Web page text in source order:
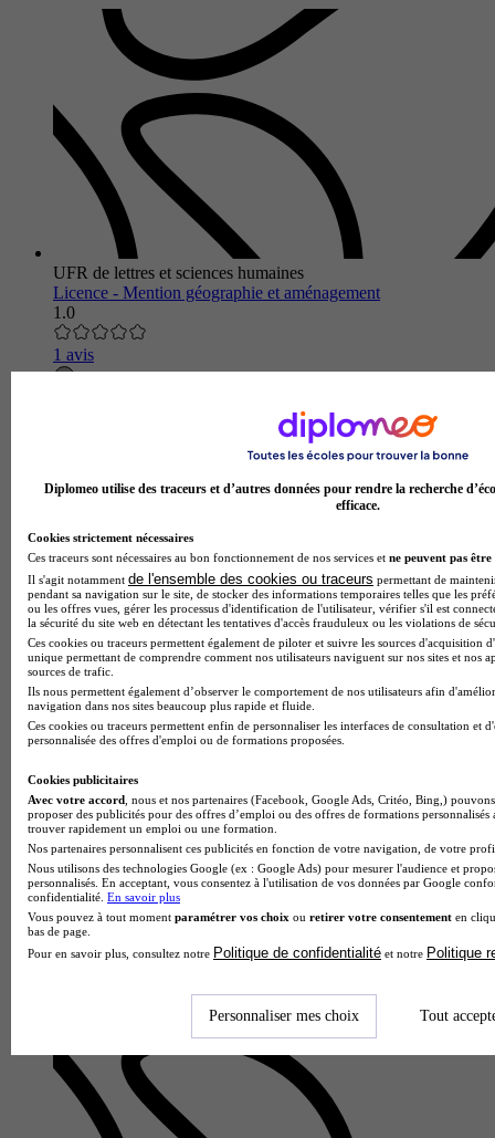
UFR de lettres et sciences humaines
Licence - Mention géographie et aménagement
1.0
1 avis
Sciences HumainesCette licence propose une solide formation
conceptuelle aux principaux concepts de la géographie
UFR SEN
4.0
4 avis
Reims 51100
La Licence mention Sciences pour la Santé proposée par
l'UFR de sciences exactes et naturelles offre une formation
scientifique pluridisciplinaire à l'interface entre biologie,
chimie et…
Diplomeo utilise des traceurs et d’autres données pour rendre la recherche
efficace.
Cookies strictement nécessaires
Ces traceurs sont nécessaires au bon fonctionnement de nos services et ne peuvent pas être
Il s'agit notamment de l'ensemble des cookies ou traceurs permettant de
pendant sa navigation sur le site, de stocker des informations temporaires telles que les
ou les offres vues, gérer les processus d'identification de l'utilisateur, vérifier s'il est
la sécurité du site web en détectant les tentatives d'accès frauduleux ou les violations de
Ces cookies ou traceurs permettent également de piloter et suivre les sources d'acquisition
unique permettant de comprendre comment nos utilisateurs naviguent sur nos sites et nos
sources de trafic.
Ils nous permettent également d’observer le comportement de nos utilisateurs afin
navigation dans nos sites beaucoup plus rapide et fluide.
Ces cookies ou traceurs permettent enfin de personnaliser les interfaces de consultation et
personnalisée des offres d'emploi ou de formations proposées.
Cookies publicitaires
Avec votre accord , nous et nos partenaires (Facebook, Google Ads, Critéo, Bing,)
proposer des publicités pour des offres d’emploi ou des offres de formations
trouver rapidement un emploi ou une formation.
Nos partenaires personnalisent ces publicités en fonction de votre navigation, de votre
Nous utilisons des technologies Google (ex : Google Ads) pour mesurer l'audience et
personnalisés. En acceptant, vous consentez à l'utilisation de vos données par Google
confidentialité. En savoir plus
Vous pouvez à tout moment paramétrer vos choix ou retirer votre consentement en
bas de page.
Pour en savoir plus, consultez notre Politique de confidentialité et notre Politique
Personnaliser mes choix Tout